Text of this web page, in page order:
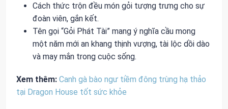
Cách thức trộn đều món gỏi tượng trưng cho sự
đoàn viên, gắn kết.
Tên gọi “Gỏi Phát Tài” mang ý nghĩa cầu mong
một năm mới an khang thịnh vượng, tài lộc dồi dào
và may mắn trong cuộc sống.
Xem thêm: Canh gà bào ngư tiềm đông trùng hạ thảo
tại Dragon House tốt sức khỏe